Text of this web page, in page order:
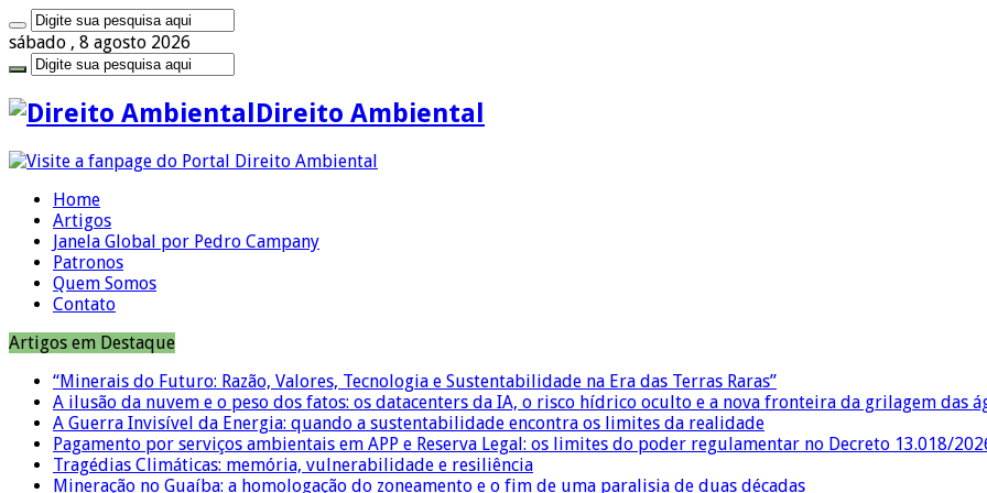
sábado , 8 agosto 2026
Direito Ambiental
Home
Artigos
Janela Global por Pedro Campany
Patronos
Quem Somos
Contato
Artigos em Destaque
“Minerais do Futuro: Razão, Valores, Tecnologia e Sustentabilidade na Era das Terras Raras”
A ilusão da nuvem e o peso dos fatos: os datacenters da IA, o risco hídrico oculto e a nova fronteira da grilagem das
A Guerra Invisível da Energia: quando a sustentabilidade encontra os limites da realidade
Pagamento por serviços ambientais em APP e Reserva Legal: os limites do poder regulamentar no Decreto 13.018/
Tragédias Climáticas: memória, vulnerabilidade e resiliência
Mineração no Guaíba: a homologação do zoneamento e o fim de uma paralisia de duas décadas